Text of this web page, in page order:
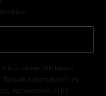
anderen Aktionen
automatisch im
Rammstein, (Till)